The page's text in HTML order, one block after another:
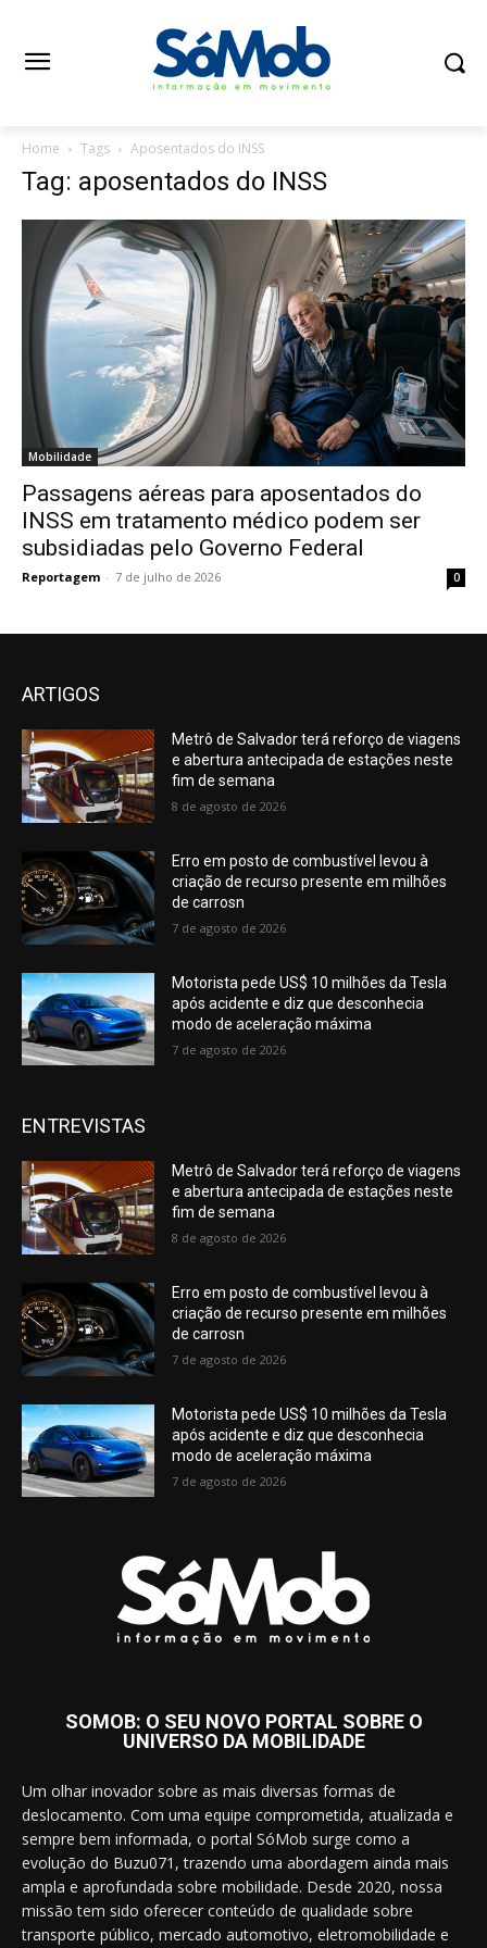
Home Tags Aposentados do INSS
Tag: aposentados do INSS
Mobilidade
Passagens aéreas para aposentados do
INSS em tratamento médico podem ser
subsidiadas pelo Governo Federal
Reportagem - 7 de julho de 2026 0
ARTIGOS
Metrô de Salvador terá reforço de viagens
e abertura antecipada de estações neste
fim de semana
8 de agosto de 2026
Erro em posto de combustível levou à
criação de recurso presente em milhões
de carrosn
7 de agosto de 2026
Motorista pede US$ 10 milhões da Tesla
após acidente e diz que desconhecia
modo de aceleração máxima
7 de agosto de 2026
ENTREVISTAS
Metrô de Salvador terá reforço de viagens
e abertura antecipada de estações neste
fim de semana
8 de agosto de 2026
Erro em posto de combustível levou à
criação de recurso presente em milhões
de carrosn
7 de agosto de 2026
Motorista pede US$ 10 milhões da Tesla
após acidente e diz que desconhecia
modo de aceleração máxima
7 de agosto de 2026
SOMOB: O SEU NOVO PORTAL SOBRE O
UNIVERSO DA MOBILIDADE
Um olhar inovador sobre as mais diversas formas de
deslocamento. Com uma equipe comprometida, atualizada e
sempre bem informada, o portal SóMob surge como a
evolução do Buzu071, trazendo uma abordagem ainda mais
ampla e aprofundada sobre mobilidade. Desde 2020, nossa
missão tem sido oferecer conteúdo de qualidade sobre
transporte público, mercado automotivo, eletromobilidade e